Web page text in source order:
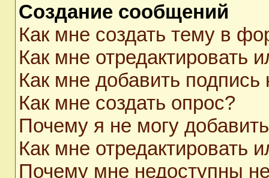
Создание сообщений
Как мне создать тему в
Как мне отредактировать
Как мне добавить
Как мне создать опрос?
Почему я не могу
Как мне отредактировать
Почему мне недоступны